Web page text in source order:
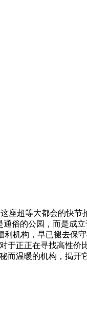
超等大都会的快节
俗的公园，而是成
机构，早已褪去保
于正正在寻找高性价
温暖的机构，揭开